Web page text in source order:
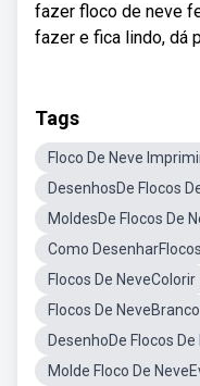
fazer floco de neve
fazer e fica lindo, dá
Tags
Floco De Neve
DesenhosDe Flocos
MoldesDe Flocos De
Como
Flocos De NeveColorir
Flocos De NeveBranco
DesenhoDe Flocos De
Molde Floco De